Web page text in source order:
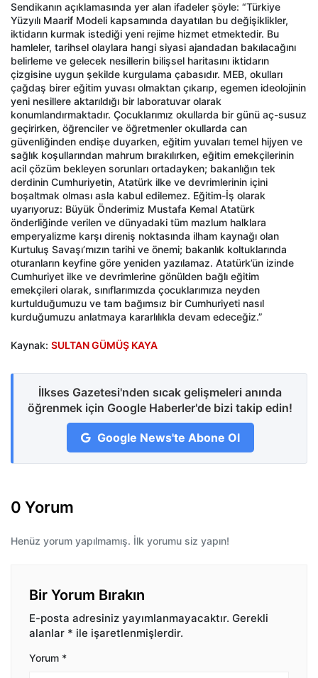
Sendikanın açıklamasında yer alan ifadeler şöyle: “Türkiye
Yüzyılı Maarif Modeli kapsamında dayatılan bu değişiklikler,
iktidarın kurmak istediği yeni rejime hizmet etmektedir. Bu
hamleler, tarihsel olaylara hangi siyasi ajandadan bakılacağını
belirleme ve gelecek nesillerin bilişsel haritasını iktidarın
çizgisine uygun şekilde kurgulama çabasıdır. MEB, okulları
çağdaş birer eğitim yuvası olmaktan çıkarıp, egemen ideolojinin
yeni nesillere aktarıldığı bir laboratuvar olarak
konumlandırmaktadır. Çocuklarımız okullarda bir günü aç-susuz
geçirirken, öğrenciler ve öğretmenler okullarda can
güvenliğinden endişe duyarken, eğitim yuvaları temel hijyen ve
sağlık koşullarından mahrum bırakılırken, eğitim emekçilerinin
acil çözüm bekleyen sorunları ortadayken; bakanlığın tek
derdinin Cumhuriyetin, Atatürk ilke ve devrimlerinin içini
boşaltmak olması asla kabul edilemez. Eğitim-İş olarak
uyarıyoruz: Büyük Önderimiz Mustafa Kemal Atatürk
önderliğinde verilen ve dünyadaki tüm mazlum halklara
emperyalizme karşı direniş noktasında ilham kaynağı olan
Kurtuluş Savaşı’mızın tarihi ve önemi; bakanlık koltuklarında
oturanların keyfine göre yeniden yazılamaz. Atatürk’ün izinde
Cumhuriyet ilke ve devrimlerine gönülden bağlı eğitim
emekçileri olarak, sınıflarımızda çocuklarımıza neyden
kurtulduğumuzu ve tam bağımsız bir Cumhuriyeti nasıl
kurduğumuzu anlatmaya kararlılıkla devam edeceğiz.”
Kaynak: SULTAN GÜMÜŞ KAYA
İlkses Gazetesi'nden sıcak gelişmeleri anında
öğrenmek için Google Haberler'de bizi takip edin!
Google News'te Abone Ol
0 Yorum
Henüz yorum yapılmamış. İlk yorumu siz yapın!
Bir Yorum Bırakın
E-posta adresiniz yayımlanmayacaktır. Gerekli
alanlar * ile işaretlenmişlerdir.
Yorum *